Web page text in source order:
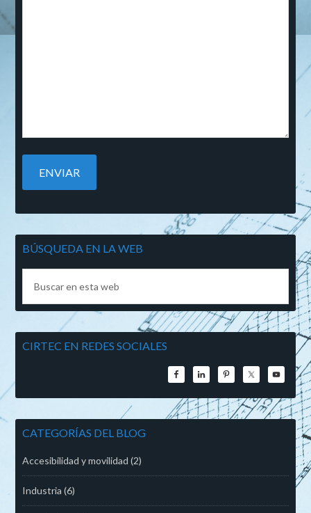
BÚSQUEDA EN LA WEB
CIRTEC EN REDES SOCIALES
CATEGORÍAS DEL BLOG
Accesibilidad y movilidad (2)
Industria (6)